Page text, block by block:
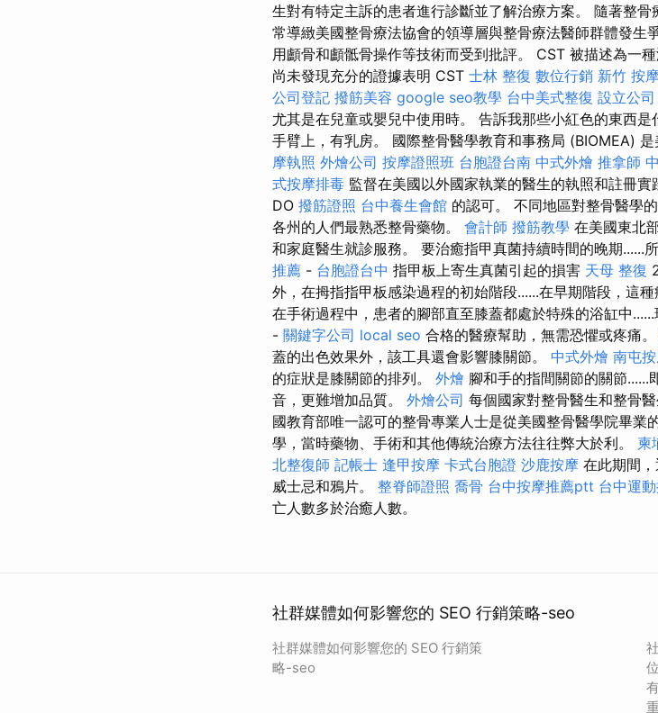
生對有特定主訴的患者進行診斷並了解治療方案。 隨著整
常導緻美國整骨療法協會的領導層與整骨療法醫師群體發生
用顱骨和顱骶骨操作等技術而受到批評。 CST 被描述為一
尚未發現充分的證據表明 CST 士林 整復 數位行銷 新竹 按
公司登記 撥筋美容 google seo教學 台中美式整復 設立公司
尤其是在兒童或嬰兒中使用時。 告訴我那些小紅色的東西
手臂上，有乳房。 國際整骨醫學教育和事務局 (BIOMEA)
摩執照 外燴公司 按摩證照班 台胞證台南 中式外燴 推拿師
式按摩排毒 監督在美國以外國家執業的醫生的執照和註冊
DO 撥筋證照 台中養生會館 的認可。 不同地區對整骨醫學
各州的人們最熟悉整骨藥物。 會計師 撥筋教學 在美國東北
和家庭醫生就診服務。 要治癒指甲真菌持續時間的晚期......
推薦 - 台胞證台中 指甲板上寄生真菌引起的損害 天母 整復
外，在拇指指甲板感染過程的初始階段......在早期階段，這種
在手術過程中，患者的腳部直至膝蓋都處於特殊的浴缸中
- 關鍵字公司 local seo 合格的醫療幫助，無需恐懼或疼痛。
蓋的出色效果外，該工具還會影響膝關節。 中式外燴 南屯
的症狀是膝關節的排列。 外燴 腳和手的指間關節的關節
音，更難增加品質。 外燴公司 每個國家對整骨醫生和整骨
國教育部唯一認可的整骨專業人士是從美國整骨醫學院畢業
學，當時藥物、手術和其他傳統治療方法往往弊大於利。 柬
北整復師 記帳士 逢甲按摩 卡式台胞證 沙鹿按摩 在此期間，
威士忌和鴉片。 整脊師證照 喬骨 台中按摩推薦ptt 台中運
亡人數多於治癒人數。
社群媒體如何影響您的 SEO 行銷策略-seo
社群媒體如何影響您的 SEO 行銷策
略-seo